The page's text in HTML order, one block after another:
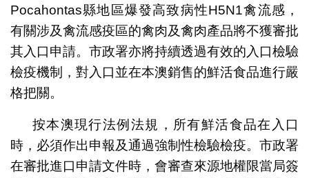
Pocahontas縣地區爆發高致病性H5N1禽流感，
有關涉及禽流感疫區的禽肉及禽肉產品將不獲審批
其入口申請。市政署亦將持續透過有效的入口檢驗
檢疫機制，對入口並在本澳銷售的鮮活食品進行嚴
格把關。
按本澳現行法例法規，所有鮮活食品在入口
時，必須作出申報及通過強制性檢驗檢疫。市政署
在審批進口申請文件時，會審查來源地權限當局簽